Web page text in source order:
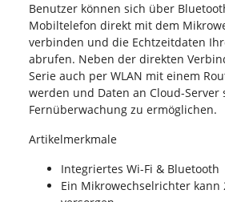
Benutzer können sich über
Mobiltelefon direkt mit dem
verbinden und die Echtzeitdaten
abrufen. Neben der direkten
Serie auch per WLAN mit einem
werden und Daten an Cloud-Server
Fernüberwachung zu ermöglichen.
Artikelmerkmale
Integriertes Wi-Fi & Bluetooth
Ein Mikrowechselrichter kann